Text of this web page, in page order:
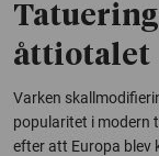
åttiotalet
Varken
popularitet i modern
efter att Europa blev